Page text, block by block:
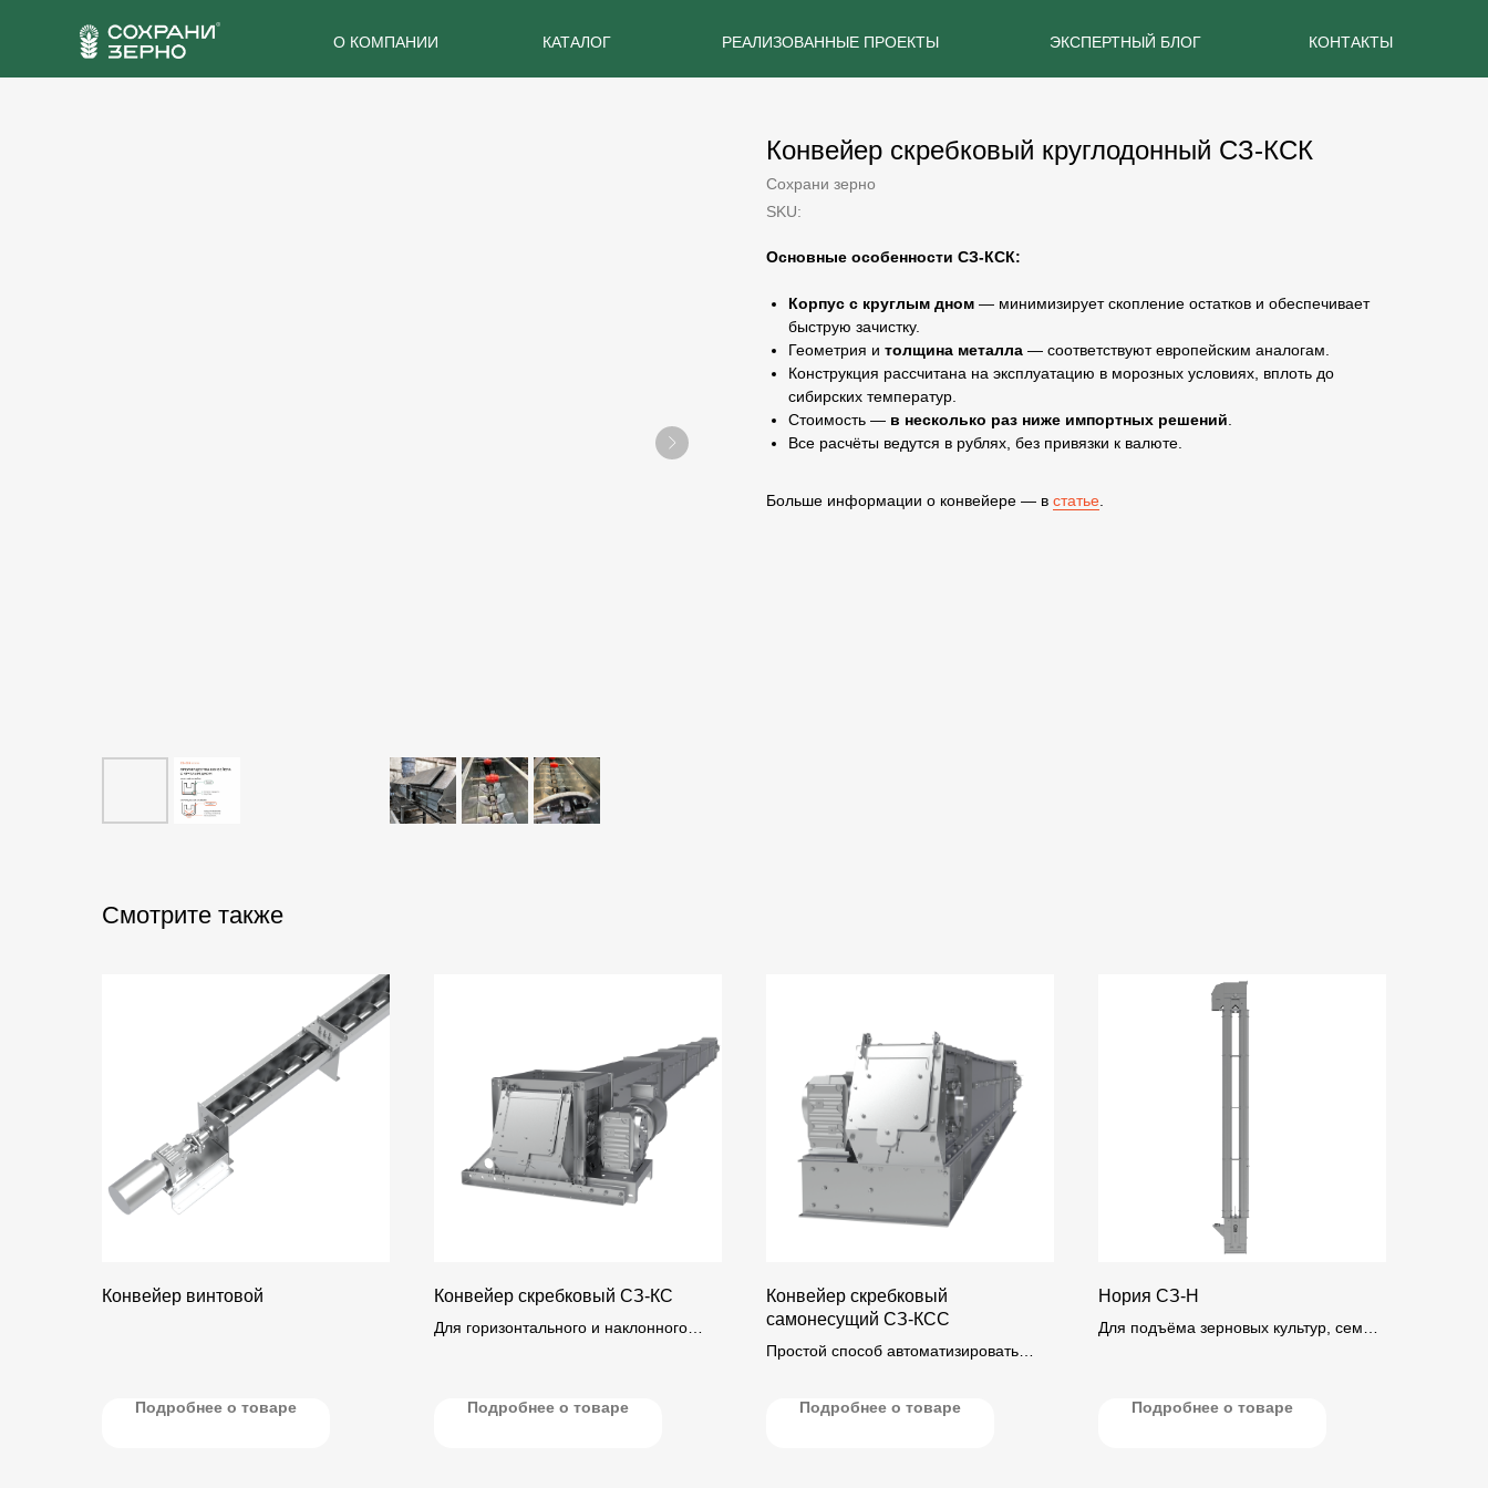
О КОМПАНИИ КАТАЛОГ РЕАЛИЗОВАННЫЕ ПРОЕКТЫ ЭКСПЕРТНЫЙ БЛОГ КОНТАКТЫ
Конвейер скребковый круглодонный СЗ-КСК
Сохрани зерно
SKU:
Основные особенности СЗ-КСК:
Корпус с круглым дном — минимизирует скопление остатков и обеспечивает
быструю зачистку.
Геометрия и толщина металла — соответствуют европейским аналогам.
Конструкция рассчитана на эксплуатацию в морозных условиях, вплоть до
сибирских температур.
Стоимость — в несколько раз ниже импортных решений
Все расчёты ведутся в рублях, без привязки к валюте.
Больше информации о конвейере — в статье
Смотрите также
Конвейер винтовой
Подробнее о товаре
Конвейер скребковый СЗ-КС
Для горизонтального и наклонного
Подробнее о товаре
Конвейер скребковый
самонесущий СЗ-КСС
Простой способ автоматизировать
Подробнее о товаре
Нория СЗ-Н
Для подъёма зерновых культур, семян
Подробнее о товаре